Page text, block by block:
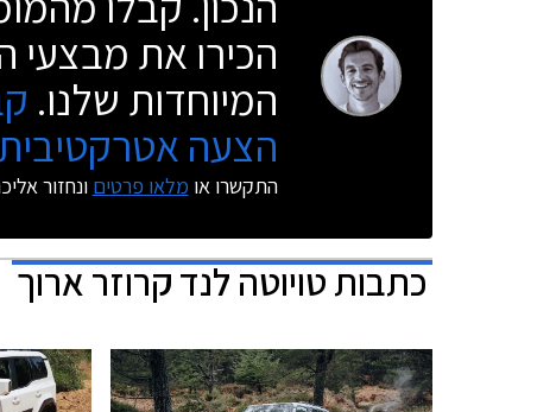
הכירו את מבצעי
המיוחדות שלנו.
הצעה
התקשרו או מלאו פרטים ונחזור
כתבותטויוטה לנד קרוזר ארוך